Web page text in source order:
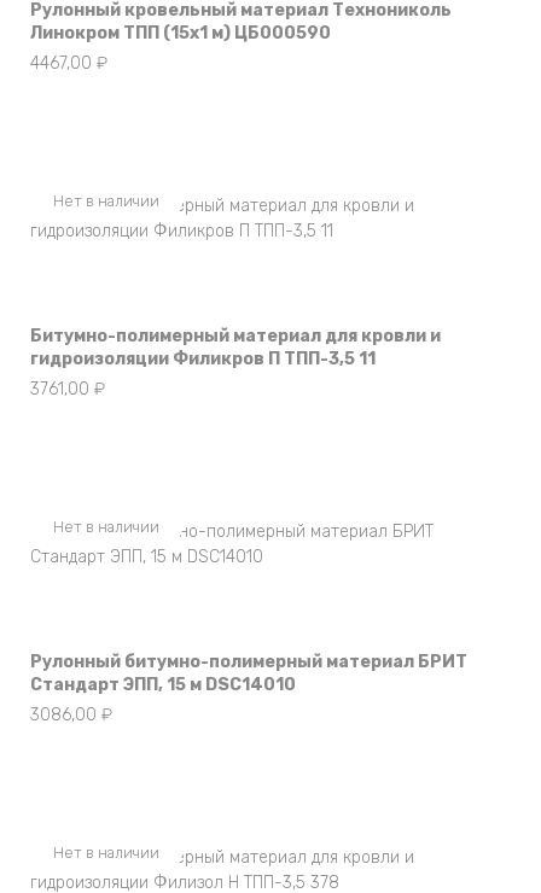
Рулонный кровельный материал Технониколь
Линокром ТПП (15х1 м) ЦБ000590
4467,00 ₽
Нет в наличии
Битумно-полимерный материал для кровли и
гидроизоляции Филикров П ТПП-3,5 11
3761,00 ₽
Нет в наличии
Рулонный битумно-полимерный материал БРИТ
Стандарт ЭПП, 15 м DSC14010
3086,00 ₽
Нет в наличии